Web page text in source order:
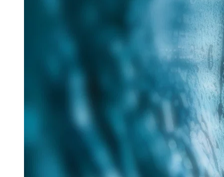
Im Rahmen des Messe-Mottos „Lösungen für eine
verantwortungsvolle Zukunft“ hat Tracto auf der IFAT
nachhaltige Verfahren für die zukunftsorientierte